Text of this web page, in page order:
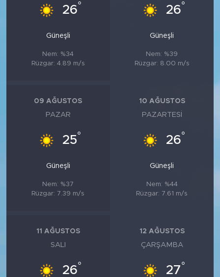
26°
Güneşli
Nem: %34
Rüzgar: 4.89 m/s
26°
Güneşli
Nem: %39
Rüzgar: 8.00 m/s
09 AĞUSTOS
PAZAR
25°
Güneşli
Nem: %37
Rüzgar: 7.39 m/s
10 AĞUSTOS
PAZARTESI
26°
Güneşli
Nem: %44
Rüzgar: 7.61 m/s
11 AĞUSTOS
SALI
26°
12 AĞUSTOS
ÇARŞAMBA
27°